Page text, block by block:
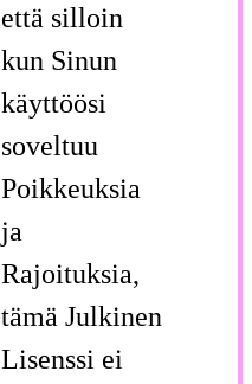
että silloin
kun Sinun
käyttöösi
soveltuu
Poikkeuksia
ja
Rajoituksia,
tämä Julkinen
Lisenssi ei